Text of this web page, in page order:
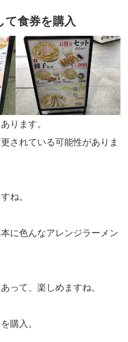
て食券を購入
ります。
されている可能性がありま
ね。
に色んなアレンジラーメン
って、楽しめますね。
購入。